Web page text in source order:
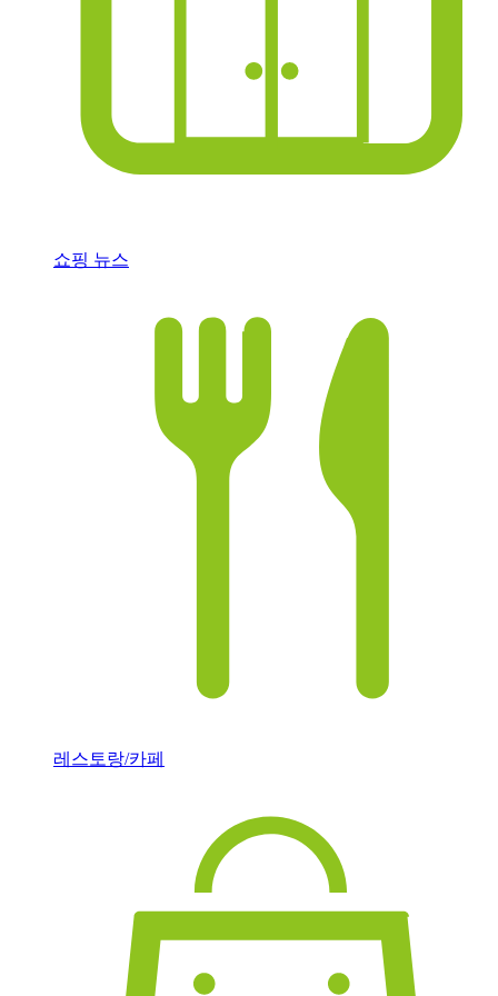
쇼핑 뉴스
레스토랑/카페